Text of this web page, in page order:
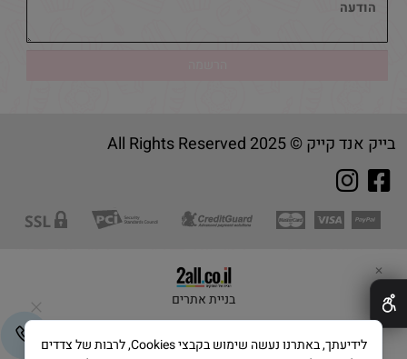
בייק אנד קייק © 2025 All Rights Reserved
בניית אתרים
✕
לידיעתך, באתרנו נעשה שימוש בקבצי Cookies, לרבות של צדדים